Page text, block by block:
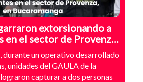
extorsionando a
en el sector de Provenza,
durante un operativo desarrollado
unidades del GAULA de la
capturar a dos personas